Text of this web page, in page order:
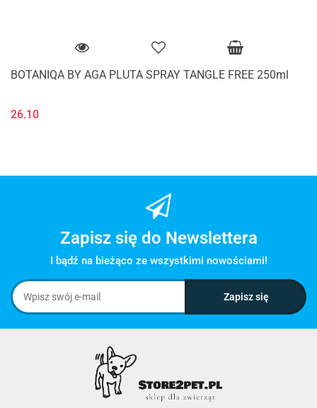
BOTANIQA BY AGA PLUTA SPRAY TANGLE FREE 250ml
26.10
Zapisz się do Newslettera
I bądź na bieżąco ze wszystkimi nowościami!